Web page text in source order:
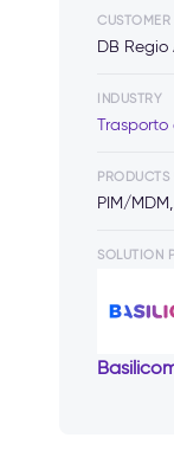
CUSTOMER
DB Regio
INDUSTRY
PRODUCTS
PIM/
SOLUTION